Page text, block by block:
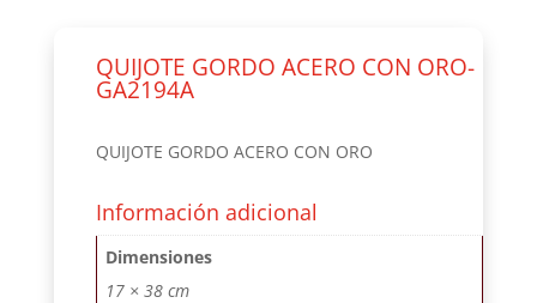
QUIJOTE GORDO ACERO CON ORO-
GA2194A
QUIJOTE GORDO ACERO CON ORO
Información adicional
Dimensiones
17 × 38 cm